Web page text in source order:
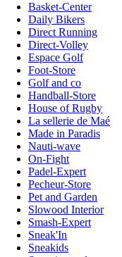
Basket-Center
Daily Bikers
Direct Running
Direct-Volley
Espace Golf
Foot-Store
Golf and co
Handball-Store
House of Rugby
La sellerie de Maé
Made in Paradis
Nauti-wave
On-Fight
Padel-Expert
Pecheur-Store
Pet and Garden
Slowood Interior
Smash-Expert
Sneak'In
Sneakids